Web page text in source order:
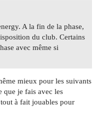
A la fin de la phase,
du club. Certains
avec même si
mieux pour les suivants
que je fais avec les
à fait jouables pour